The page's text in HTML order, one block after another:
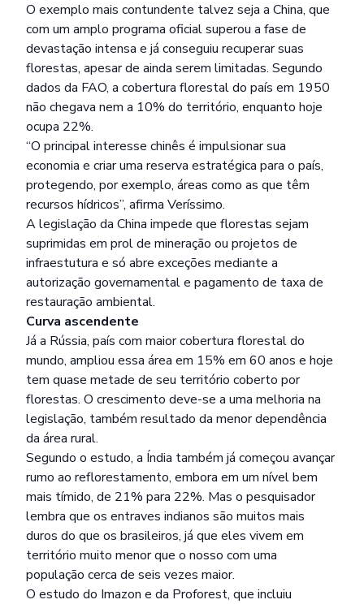
O exemplo mais contundente talvez seja a China, que
com um amplo programa oficial superou a fase de
devastação intensa e já conseguiu recuperar suas
florestas, apesar de ainda serem limitadas. Segundo
dados da FAO, a cobertura florestal do país em 1950
não chegava nem a 10% do território, enquanto hoje
ocupa 22%.
“O principal interesse chinês é impulsionar sua
economia e criar uma reserva estratégica para o país,
protegendo, por exemplo, áreas como as que têm
recursos hídricos”, afirma Veríssimo.
A legislação da China impede que florestas sejam
suprimidas em prol de mineração ou projetos de
infraestutura e só abre exceções mediante a
autorização governamental e pagamento de taxa de
restauração ambiental.
Curva ascendente
Já a Rússia, país com maior cobertura florestal do
mundo, ampliou essa área em 15% em 60 anos e hoje
tem quase metade de seu território coberto por
florestas. O crescimento deve-se a uma melhoria na
legislação, também resultado da menor dependência
da área rural.
Segundo o estudo, a Índia também já começou avançar
rumo ao reflorestamento, embora em um nível bem
mais tímido, de 21% para 22%. Mas o pesquisador
lembra que os entraves indianos são muitos mais
duros do que os brasileiros, já que eles vivem em
território muito menor que o nosso com uma
população cerca de seis vezes maior.
O estudo do Imazon e da Proforest, que incluiu